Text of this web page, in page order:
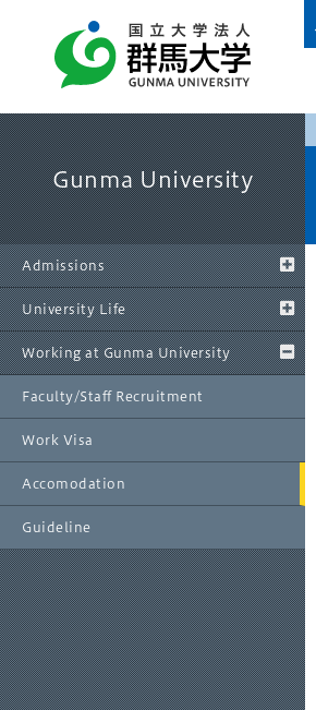
Gunma University
Admissions
University Life
Working at Gunma University
Faculty/Staff Recruitment
Work Visa
Accomodation
Guideline